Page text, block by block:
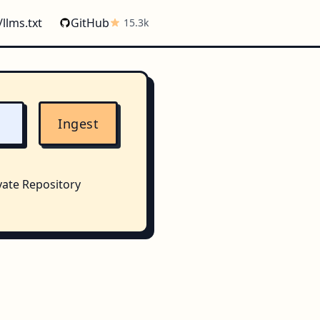
GitHub 15.3k
Ingest
Repository